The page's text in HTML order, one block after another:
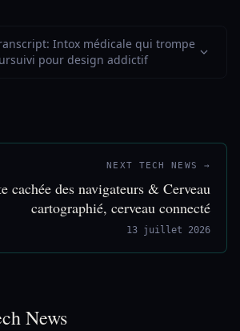
Intox médicale qui trompe
pour design addictif
NEXT TECH NEWS →
cachée des navigateurs & Cerveau
cartographié, cerveau connecté
13 juillet 2026
News